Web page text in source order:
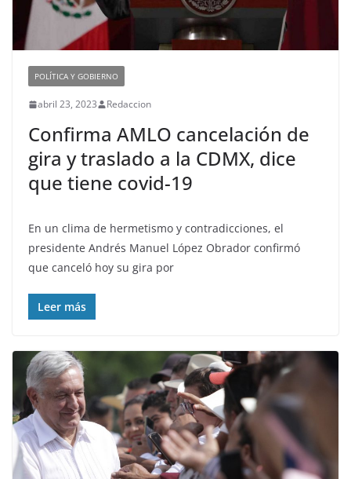
POLÍTICA Y GOBIERNO
abril 23, 2023 Redaccion
Confirma AMLO cancelación de
gira y traslado a la CDMX, dice
que tiene covid-19
En un clima de hermetismo y contradicciones, el
presidente Andrés Manuel López Obrador confirmó
que canceló hoy su gira por
Leer más